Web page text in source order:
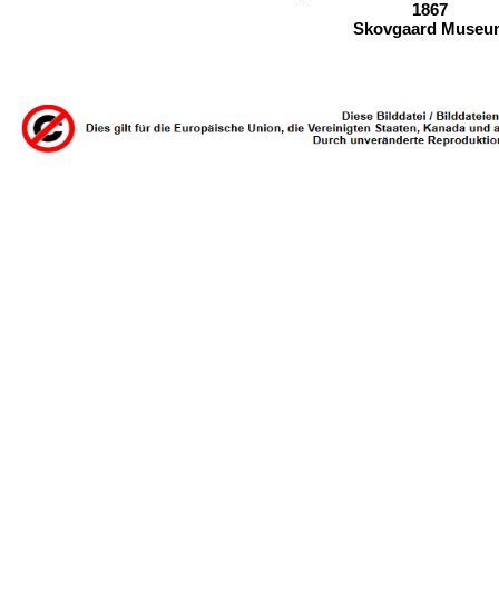
1867
Skovgaard